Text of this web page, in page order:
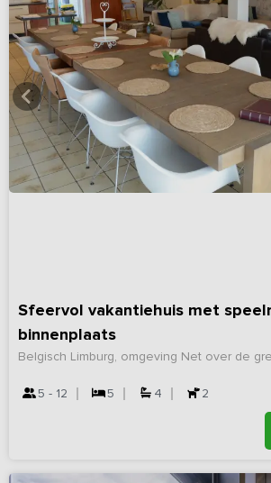
Sfeervol vakantiehuis met
binnenplaats
Belgisch Limburg, omgeving Net over de
5 - 12 5 4 2